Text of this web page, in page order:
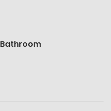
Bathroom